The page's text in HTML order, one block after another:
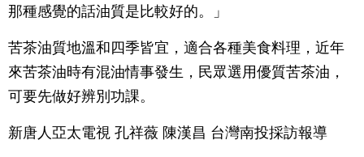
那種感覺的話油質是比較好的。」
苦茶油質地溫和四季皆宜，適合各種美食料理，近年
來苦茶油時有混油情事發生，民眾選用優質苦茶油，
可要先做好辨別功課。
新唐人亞太電視 孔祥薇 陳漢昌 台灣南投採訪報導